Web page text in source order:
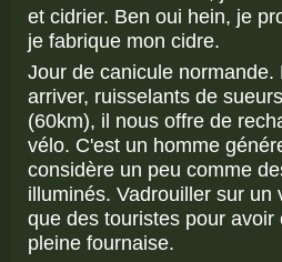
et cidrier. Ben oui hein, je
je fabrique mon cidre.
Jour de canicule normande.
arriver, ruisselants de
(60km), il nous offre de
vélo. C'est un homme
considère un peu comme
illuminés. Vadrouiller sur un
que des touristes pour avoir
pleine fournaise.